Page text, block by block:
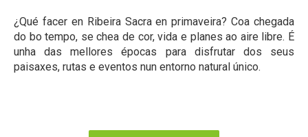
¿Qué facer en Ribeira Sacra en primaveira? Coa chegada
do bo tempo, se chea de cor, vida e planes ao aire libre. É
unha das mellores épocas para disfrutar dos seus
paisaxes, rutas e eventos nun entorno natural único.